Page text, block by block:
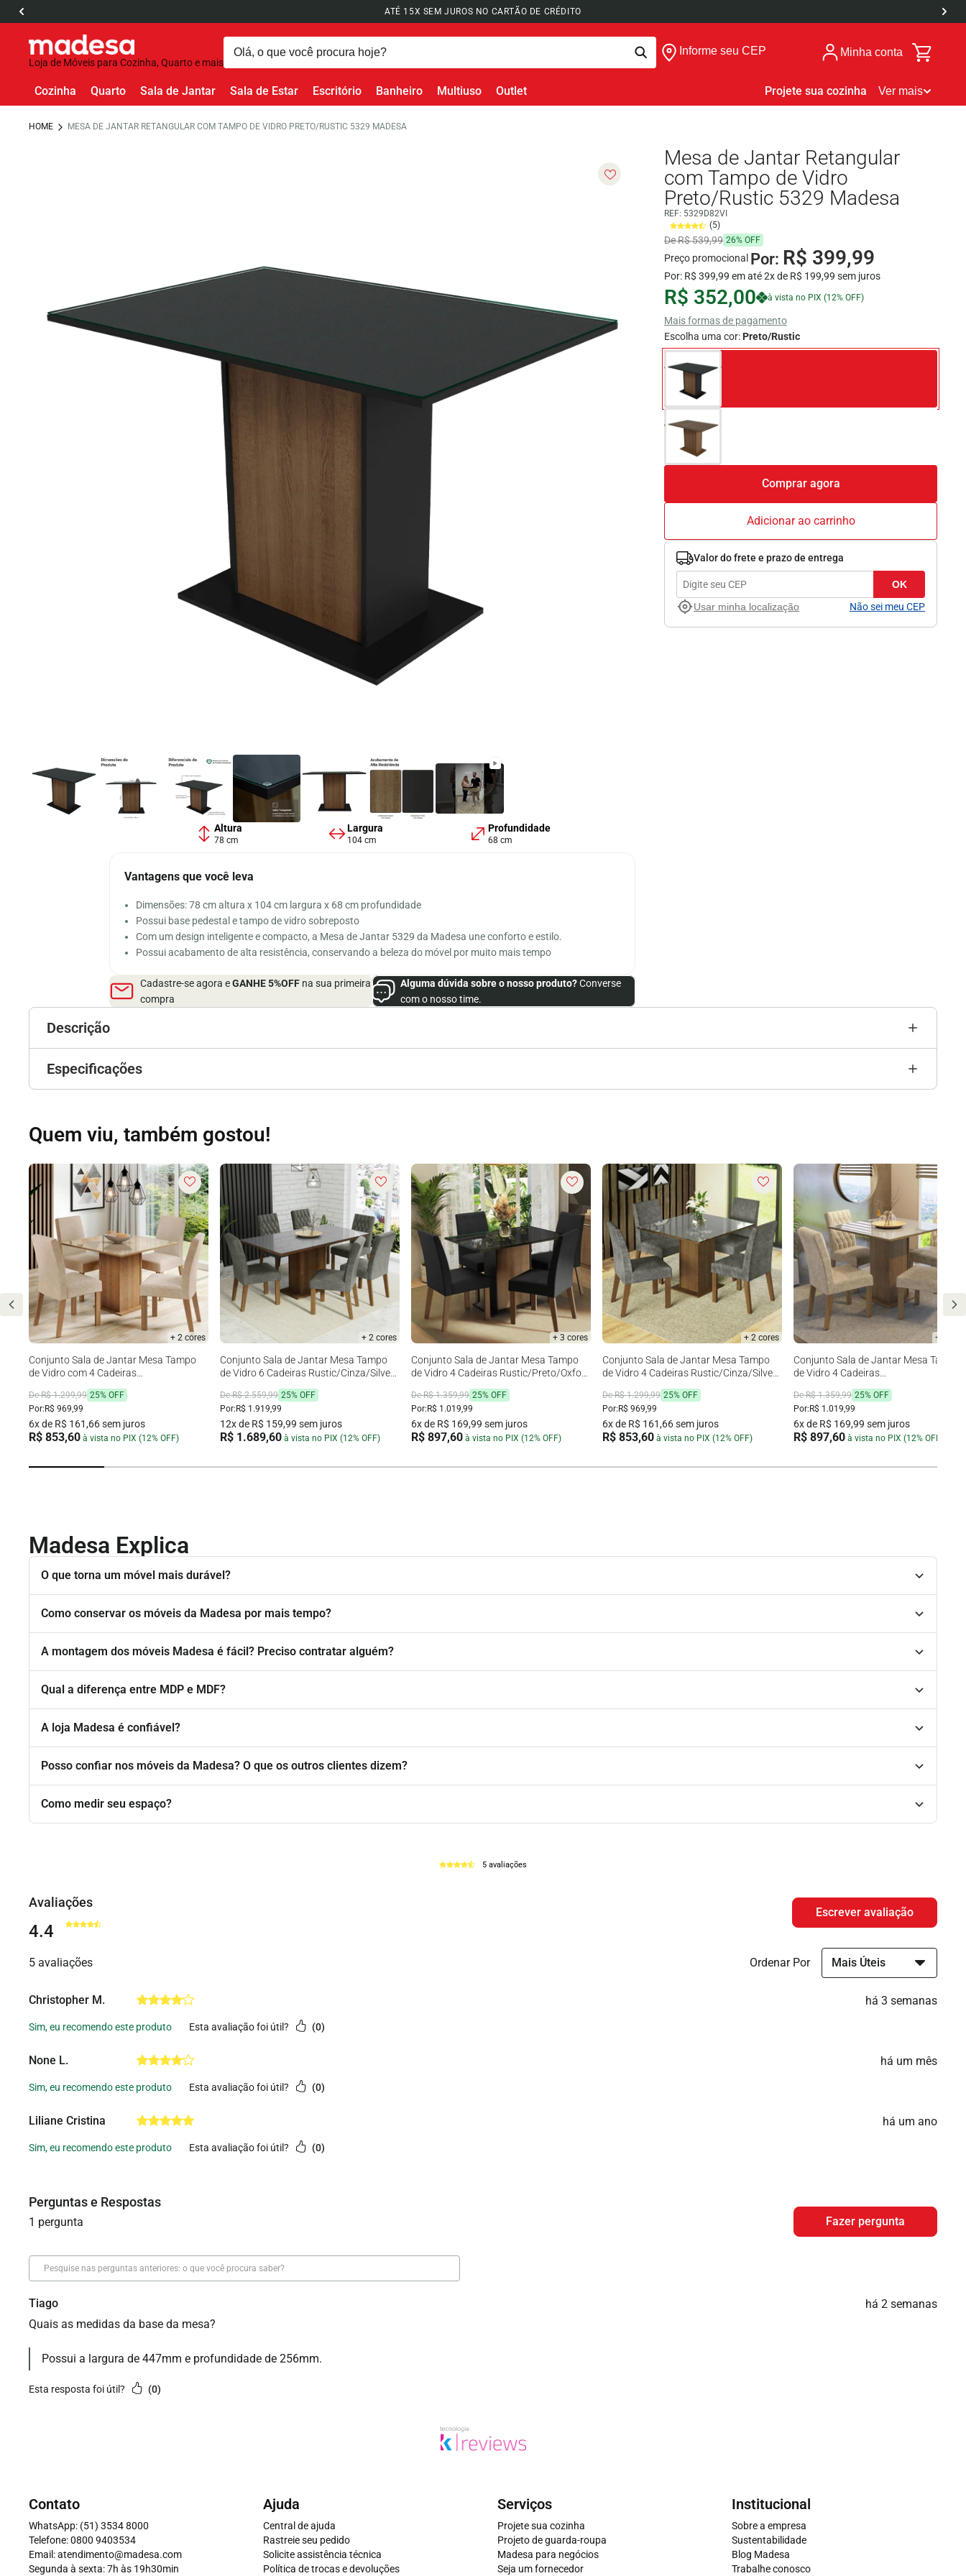
ATÉ 15X SEM JUROS NO CARTÃO DE CRÉDITO
Loja de Móveis para Cozinha, Quarto e mais
Informe seu CEP Minha conta
Cozinha Quarto Sala de Jantar Sala de Estar Escritório Banheiro Multiuso Outlet Projete sua cozinha Ver mais
HOME MESA DE JANTAR RETANGULAR COM TAMPO DE VIDRO PRETO/RUSTIC 5329 MADESA
Altura
78 cm
Largura
104 cm
Profundidade
68 cm
Vantagens que você leva
Dimensões: 78 cm altura x 104 cm largura x 68 cm profundidade
Possui base pedestal e tampo de vidro sobreposto
Com um design inteligente e compacto, a Mesa de Jantar 5329 da Madesa une conforto e estilo.
Possui acabamento de alta resistência, conservando a beleza do móvel por muito mais tempo
Cadastre-se agora eGANHE 5%OFFna sua primeira
compra
Alguma dúvida sobre o nosso produto?Converse
com o nosso time.
Mesa de Jantar Retangular
com Tampo de Vidro
Preto/Rustic 5329 Madesa
REF: 5329D82VI
(5)
De R$ 539,99 26% OFF
Preço promocional Por: R$ 399,99
Por: R$ 399,99 em até 2x de R$ 199,99 sem juros
R$ 352,00 à vista no PIX (12% OFF)
Mais formas de pagamento
Escolha uma cor: Preto/Rustic
Adicionar ao carrinho
Comprar agora
Valor do frete e prazo de entrega
OK
Usar minha localização
Não sei meu CEP
Descrição
Especificações
Quem viu, também gostou!
+ 2 cores
Conjunto Sala de Jantar Mesa Tampo
de Vidro com 4 Cadeiras
De R$ 1.299,99 25% OFF
Por:R$ 969,99
6x de R$ 161,66 sem juros
R$ 853,60 à vista no PIX (12% OFF)
+ 2 cores
Conjunto Sala de Jantar Mesa Tampo
de Vidro 6 Cadeiras Rustic/Cinza/Silver
De R$ 2.559,99 25% OFF
Por:R$ 1.919,99
12x de R$ 159,99 sem juros
R$ 1.689,60 à vista no PIX (12% OFF)
+ 3 cores
Conjunto Sala de Jantar Mesa Tampo
de Vidro 4 Cadeiras Rustic/Preto/Oxford
De R$ 1.359,99 25% OFF
Por:R$ 1.019,99
6x de R$ 169,99 sem juros
R$ 897,60 à vista no PIX (12% OFF)
+ 2 cores
Conjunto Sala de Jantar Mesa Tampo
de Vidro 4 Cadeiras Rustic/Cinza/Silver
De R$ 1.299,99 25% OFF
Por:R$ 969,99
6x de R$ 161,66 sem juros
R$ 853,60 à vista no PIX (12% OFF)
+ 2
Conjunto Sala de Jantar Mesa Tampo
de Vidro 4 Cadeiras
De R$ 1.359,99 25% OFF
Por:R$ 1.019,99
6x de R$ 169,99 sem juros
R$ 897,60 à vista no PIX (12% OFF)
Madesa Explica
O que torna um móvel mais durável?
Como conservar os móveis da Madesa por mais tempo?
A montagem dos móveis Madesa é fácil? Preciso contratar alguém?
Qual a diferença entre MDP e MDF?
A loja Madesa é confiável?
Posso confiar nos móveis da Madesa? O que os outros clientes dizem?
Como medir seu espaço?
5 avaliações
Avaliações
4.4
5 avaliações Ordenar Por
Christopher M. há 3 semanas
esta avaliação foi útil? 0
None L. há um mês
esta avaliação foi útil? 0
Liliane Cristina há um ano
esta avaliação foi útil? 0
1 pergunta Fazer pergunta
Tiago
há 2 semanas
Quais as medidas da base da mesa?
Possui a largura de 447mm e profundidade de 256mm.
esta resposta foi útil? 0
Contato
WhatsApp: (51) 3534 8000
Telefone: 0800 9403534
Email: atendimento@madesa.com
Segunda à sexta: 7h às 19h30min
Ajuda
Central de ajuda
Rastreie seu pedido
Solicite assistência técnica
Política de trocas e devoluções
Serviços
Projete sua cozinha
Projeto de guarda-roupa
Madesa para negócios
Seja um fornecedor
Institucional
Sobre a empresa
Sustentabilidade
Blog Madesa
Trabalhe conosco